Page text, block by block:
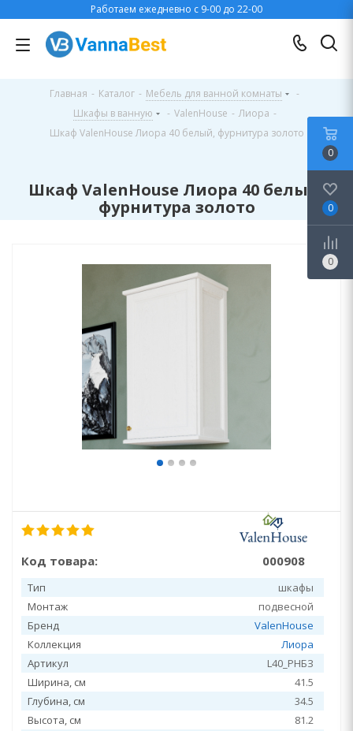
Работаем ежедневно с 9-00 до 22-00
Главная - Каталог - Мебель для ванной комнаты
-
Шкафы в ванную
- ValenHouse - Лиора -
Шкаф ValenHouse Лиора 40 белый, фурнитура золото
Шкаф ValenHouse Лиора 40 белый,
фурнитура золото
Код товара: 000908
Тип
шкафы
Монтаж
подвесной
Бренд
ValenHouse
Коллекция
Лиора
Артикул
L40_PHБЗ
Ширина, см
41.5
Глубина, см
34.5
Высота, см
81.2
0
0
0